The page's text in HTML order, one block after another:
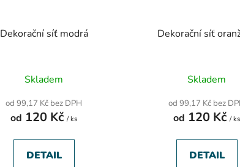
Dekorační síť modrá
hodnocení
je
5,0
5
hvězdiček.
Skladem
od 99,17 Kč bez DPH
od 120 Kč/ ks
DETAIL
Dekorační síť
je
5,0
5
Skladem
od 99,17 Kč bez
od 120 Kč/ ks
DETAIL